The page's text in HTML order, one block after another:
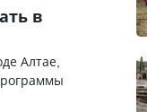
в
Алтае,